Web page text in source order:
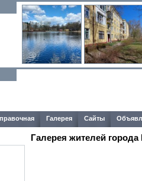
Галерея Сайты
Галерея жителей города